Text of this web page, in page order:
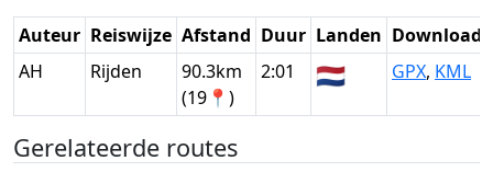
Auteur Reiswijze Afstand Duur Landen Download
AH
Rijden
90.3km
(19📍)
2:01 🇳🇱 GPX, KML
Gerelateerde routes